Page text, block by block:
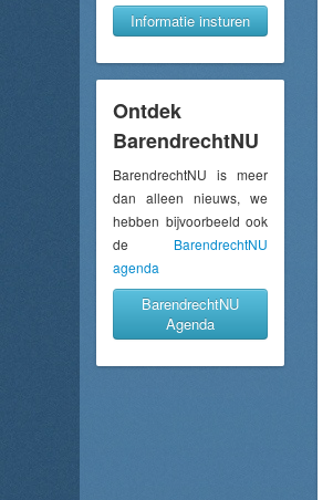
Informatie insturen
Ontdek
BarendrechtNU
BarendrechtNU is meer
dan alleen nieuws, we
hebben bijvoorbeeld ook
de BarendrechtNU
agenda
BarendrechtNU
Agenda